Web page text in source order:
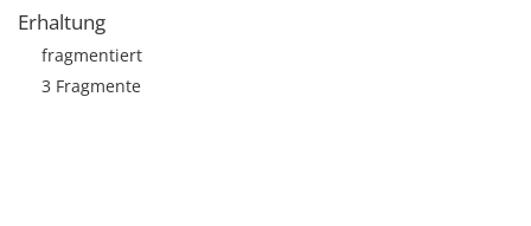
Erhaltung
fragmentiert
3 Fragmente